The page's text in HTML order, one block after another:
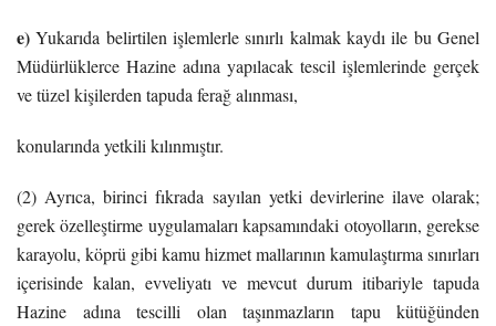
e) Yukarıda belirtilen işlemlerle sınırlı kalmak kaydı ile bu Genel
Müdürlüklerce Hazine adına yapılacak tescil işlemlerinde gerçek
ve tüzel kişilerden tapuda ferağ alınması,
konularında yetkili kılınmıştır.
(2) Ayrıca, birinci fıkrada sayılan yetki devirlerine ilave olarak;
gerek özelleştirme uygulamaları kapsamındaki otoyolların, gerekse
karayolu, köprü gibi kamu hizmet mallarının kamulaştırma sınırları
içerisinde kalan, evveliyatı ve mevcut durum itibariyle tapuda
Hazine adına tescilli olan taşınmazların tapu kütüğünden